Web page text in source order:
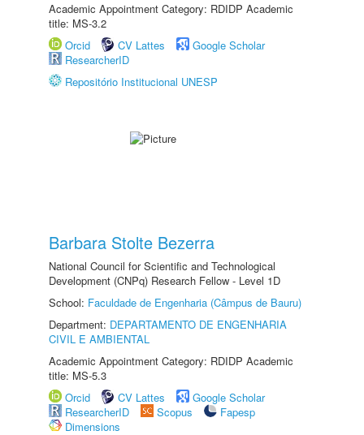
Academic Appointment Category: RDIDP Academic
title: MS-3.2
Orcid
CV Lattes
Google Scholar
ResearcherID
Repositório Institucional UNESP
Barbara Stolte Bezerra
National Council for Scientific and Technological
Development (CNPq) Research Fellow - Level 1D
School: Faculdade de Engenharia (Câmpus de Bauru)
Department: DEPARTAMENTO DE ENGENHARIA
CIVIL E AMBIENTAL
Academic Appointment Category: RDIDP Academic
title: MS-5.3
Orcid
CV Lattes
Google Scholar
ResearcherID
Scopus
Fapesp
Dimensions